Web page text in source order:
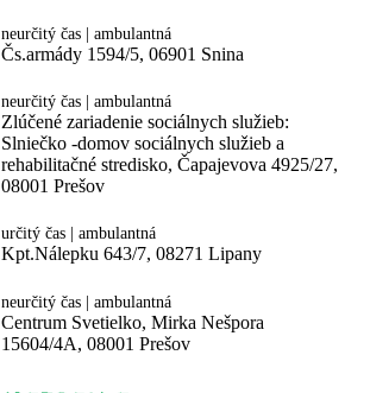
neurčitý čas | ambulantná
Čs.armády 1594/5, 06901 Snina
neurčitý čas | ambulantná
Zlúčené zariadenie sociálnych služieb:
Slniečko -domov sociálnych služieb a
rehabilitačné stredisko, Čapajevova 4925/27,
08001 Prešov
určitý čas | ambulantná
Kpt.Nálepku 643/7, 08271 Lipany
neurčitý čas | ambulantná
Centrum Svetielko, Mirka Nešpora
15604/4A, 08001 Prešov